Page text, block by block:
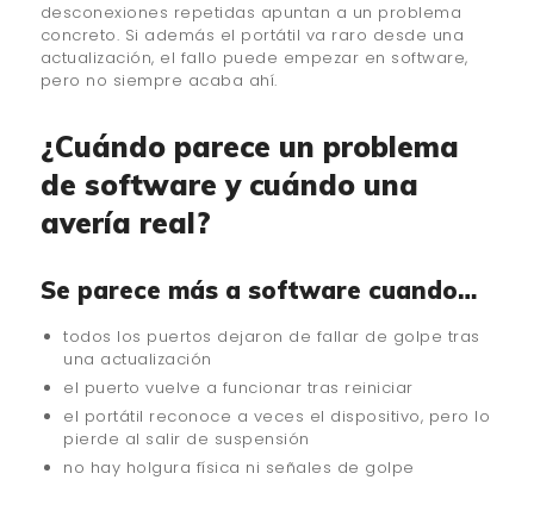
desconexiones repetidas apuntan a un problema
concreto. Si además el portátil va raro desde una
actualización, el fallo puede empezar en software,
pero no siempre acaba ahí.
¿Cuándo parece un problema
de software y cuándo una
avería real?
Se parece más a software cuando…
todos los puertos dejaron de fallar de golpe tras
una actualización
el puerto vuelve a funcionar tras reiniciar
el portátil reconoce a veces el dispositivo, pero lo
pierde al salir de suspensión
no hay holgura física ni señales de golpe